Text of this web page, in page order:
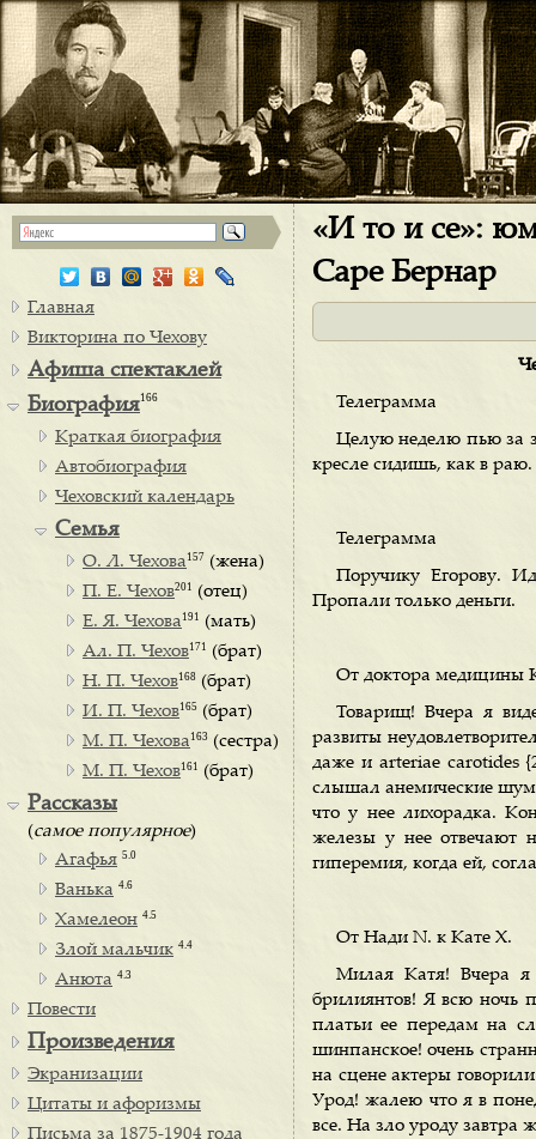
«И то и се»:
Саре Бернар
Телеграмма
Целую неделю пью за
кресле сидишь, как в
Телеграмма
Поручику Егорову.
Пропали только деньги.
От доктора медицины
Товарищ! Вчера я
развиты
даже и arteriae carotides
слышал анемические
что у нее лихорадка.
железы у нее отвечают
гиперемия, когда ей,
От Нади N. к Кате X.
Милая Катя! Вчера я
брилиянтов! Я всю ночь
платьи ее передам на
шинпанское! очень
на сцене актеры
Урод! жалею что я в
все. На зло уроду завтра
Главная
Викторина по Чехову
Афиша спектаклей
Биография166
Краткая биография
Автобиография
Чеховский календарь
Семья
О. Л. Чехова 157 (жена)
П. Е. Чехов201 (отец)
Е. Я. Чехова 191 (мать)
Ал. П. Чехов171 (брат)
Н. П. Чехов168 (брат)
И. П. Чехов165 (брат)
М. П. Чехова 163 (сестра)
М. П. Чехов161 (брат)
Рассказы
(самое популярное)
Агафья 5.0
Ванька 4.6
Хамелеон 4.5
Злой мальчик 4.4
Анюта 4.3
Повести
Произведения
Экранизации
Цитаты и афоризмы
Письма за 1875-1904 года